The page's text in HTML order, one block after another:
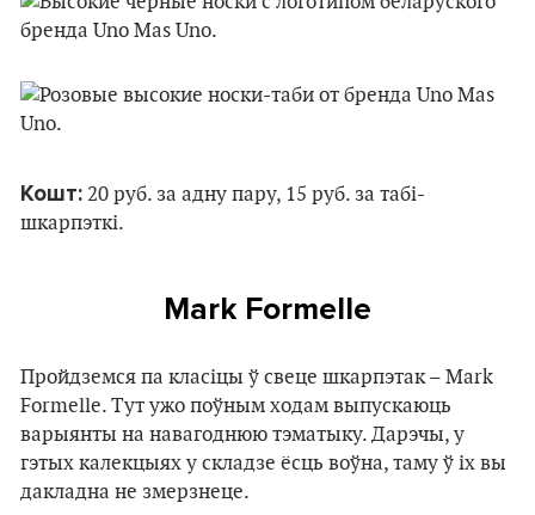
Кошт: 20 руб. за адну пару, 15 руб. за табі-
шкарпэткі.
Mark Formelle
Пройдземся па класіцы ў свеце шкарпэтак – Mark
Formelle. Тут ужо поўным ходам выпускаюць
варыянты на навагоднюю тэматыку. Дарэчы, у
гэтых калекцыях у складзе ёсць воўна, таму ў іх вы
дакладна не змерзнеце.